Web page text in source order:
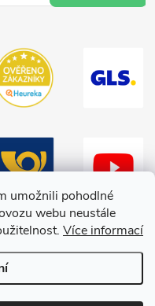
umožnili pohodlné
webu neustále
Více informací